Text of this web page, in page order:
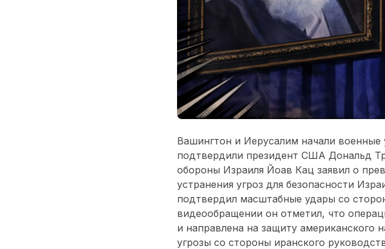
Вашингтон и Иерусалим начали
подтвердили президент США Дональд
обороны Израиля Йоав Кац заявил о
устранения угроз для безопасности
подтвердил масштабные удары со
видеообращении он отметил, что
и направлена на защиту американского
угрозы со стороны иранского